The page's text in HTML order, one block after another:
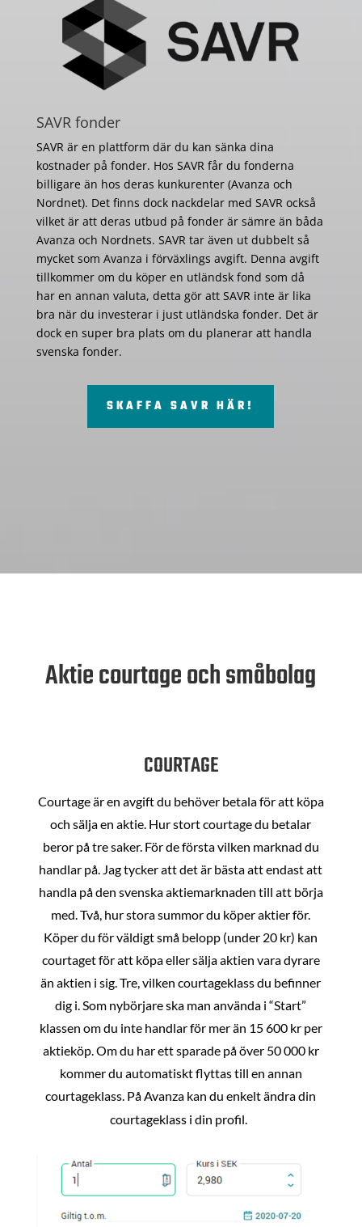
SAVR fonder
SAVR är en plattform där du kan sänka dina
kostnader på fonder. Hos SAVR får du fonderna
billigare än hos deras kunkurenter (Avanza och
Nordnet). Det finns dock nackdelar med SAVR också
vilket är att deras utbud på fonder är sämre än båda
Avanza och Nordnets. SAVR tar även ut dubbelt så
mycket som Avanza i förväxlings avgift. Denna avgift
tillkommer om du köper en utländsk fond som då
har en annan valuta, detta gör att SAVR inte är lika
bra när du investerar i just utländska fonder. Det är
dock en super bra plats om du planerar att handla
svenska fonder.
SKAFFA SAVR HÄR!
Aktie courtage och småbolag
COURTAGE
Courtage är en avgift du behöver betala för att köpa
och sälja en aktie. Hur stort courtage du betalar
beror på tre saker. För de första vilken marknad du
handlar på. Jag tycker att det är bästa att endast att
handla på den svenska aktiemarknaden till att börja
med. Två, hur stora summor du köper aktier för.
Köper du för väldigt små belopp (under 20 kr) kan
courtaget för att köpa eller sälja aktien vara dyrare
än aktien i sig. Tre, vilken courtageklass du befinner
dig i. Som nybörjare ska man använda i “Start”
klassen om du inte handlar för mer än 15 600 kr per
aktieköp. Om du har ett sparade på över 50 000 kr
kommer du automatiskt flyttas till en annan
courtageklass. På Avanza kan du enkelt ändra din
courtageklass i din profil.